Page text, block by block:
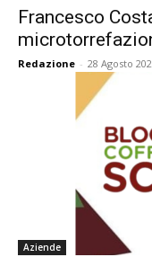
Francesco
Redazione - 28 Agosto
Aziende